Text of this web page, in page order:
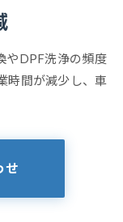
やDPF洗浄の頻度
時間が減少し、車
せ